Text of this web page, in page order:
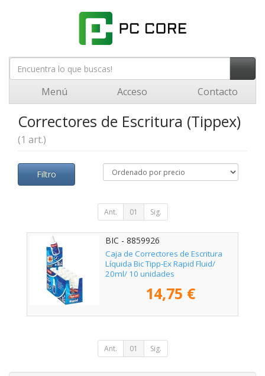
Menú Acceso Contacto
Correctores de Escritura (Tippex)
(1 art.)
Filtro
Ant. 01 Sig.
BIC - 8859926
Caja de Correctores de Escritura
Líquida Bic Tipp-Ex Rapid Fluid/
20ml/ 10 unidades
14,75 €
Ant. 01 Sig.